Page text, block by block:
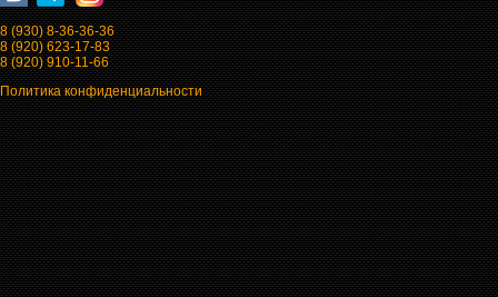
8 (930) 8-36-36-36
8 (920) 623-17-83
8 (920) 910-11-66
Политика конфиденциальности